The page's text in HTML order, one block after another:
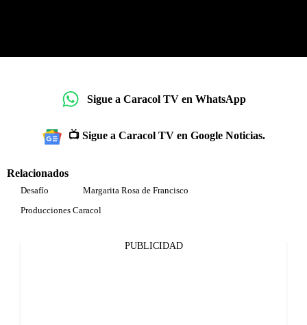
Sigue a Caracol TV en WhatsApp
📺 Sigue a Caracol TV en Google Noticias.
Relacionados
Desafío
Margarita Rosa de Francisco
Producciones Caracol
PUBLICIDAD